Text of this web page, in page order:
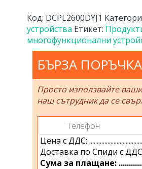
многофункционално
устройство
Brother
DCP-
L2600D
Laser
Код: DCPL2600DYJ1
устройства Етикет:
многофункционални
БЪРЗА ПОРЪЧКА
Просто използвайте
наш сътрудник да се
Цена с ДДС:
Доставка по Спиди с ДДС:
Сума за плащане: